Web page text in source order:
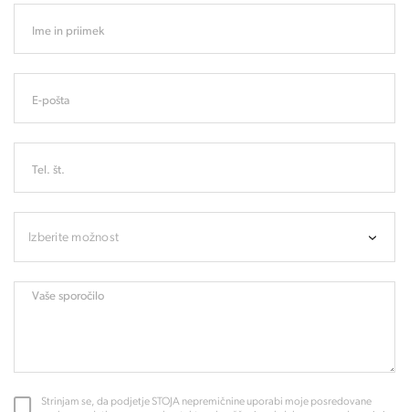
Ime in priimek
E-pošta
Tel. št.
Izberite možnost
Vaše sporočilo
Strinjam se, da podjetje STOJA nepremičnine uporabi moje posredovane